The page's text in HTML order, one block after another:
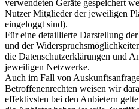
verwendeten Geräte gespeichert
Nutzer Mitglieder der jeweiligen
eingeloggt sind).
Für eine detaillierte Darstellung
und der
die Datenschutzerklärungen und
jeweiligen Netzwerke.
Auch im Fall von
Betroffenenrechten weisen wir
effektivsten bei den Anbietern